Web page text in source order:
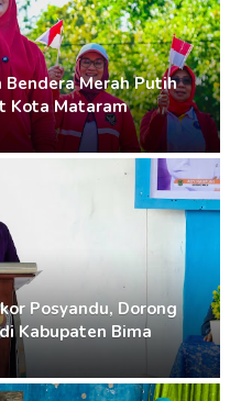
Bendera Merah Putih
Kota Mataram
Posyandu, Dorong
Kabupaten Bima